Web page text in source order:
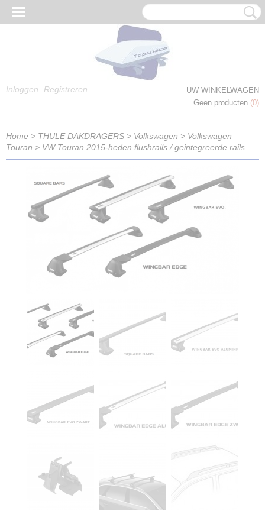
Inloggen Registreren
UW WINKELWAGEN
Geen producten (0)
Home > THULE DAKDRAGERS > Volkswagen > Volkswagen
Touran > VW Touran 2015-heden flushrails / geintegreerde rails